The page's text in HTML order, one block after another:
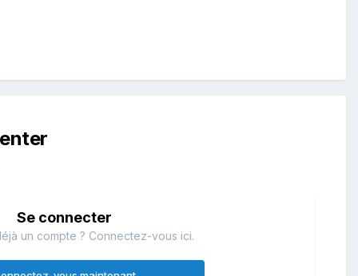
Se connecter
un compte ? Connectez-vous ici.